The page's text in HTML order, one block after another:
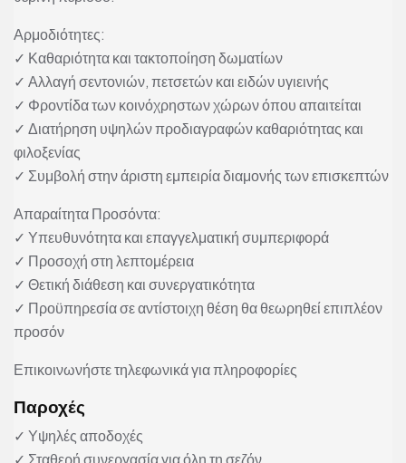
Αρμοδιότητες:
✓ Καθαριότητα και τακτοποίηση δωματίων
✓ Αλλαγή σεντονιών, πετσετών και ειδών υγιεινής
✓ Φροντίδα των κοινόχρηστων χώρων όπου απαιτείται
✓ Διατήρηση υψηλών προδιαγραφών καθαριότητας και
φιλοξενίας
✓ Συμβολή στην άριστη εμπειρία διαμονής των επισκεπτών
Απαραίτητα Προσόντα:
✓ Υπευθυνότητα και επαγγελματική συμπεριφορά
✓ Προσοχή στη λεπτομέρεια
✓ Θετική διάθεση και συνεργατικότητα
✓ Προϋπηρεσία σε αντίστοιχη θέση θα θεωρηθεί επιπλέον
προσόν
Επικοινωνήστε τηλεφωνικά για πληροφορίες
Παροχές
✓ Υψηλές αποδοχές
✓ Σταθερή συνεργασία για όλη τη σεζόν